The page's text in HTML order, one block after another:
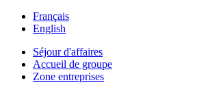
Français
English
Séjour d'affaires
Accueil de groupe
Zone entreprises